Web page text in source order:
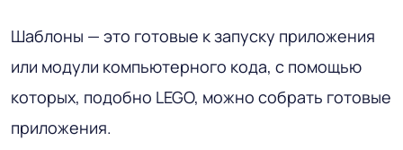
Шаблоны — это готовые к запуску приложения
или модули компьютерного кода, с помощью
которых, подобно LEGO, можно собрать готовые
приложения.